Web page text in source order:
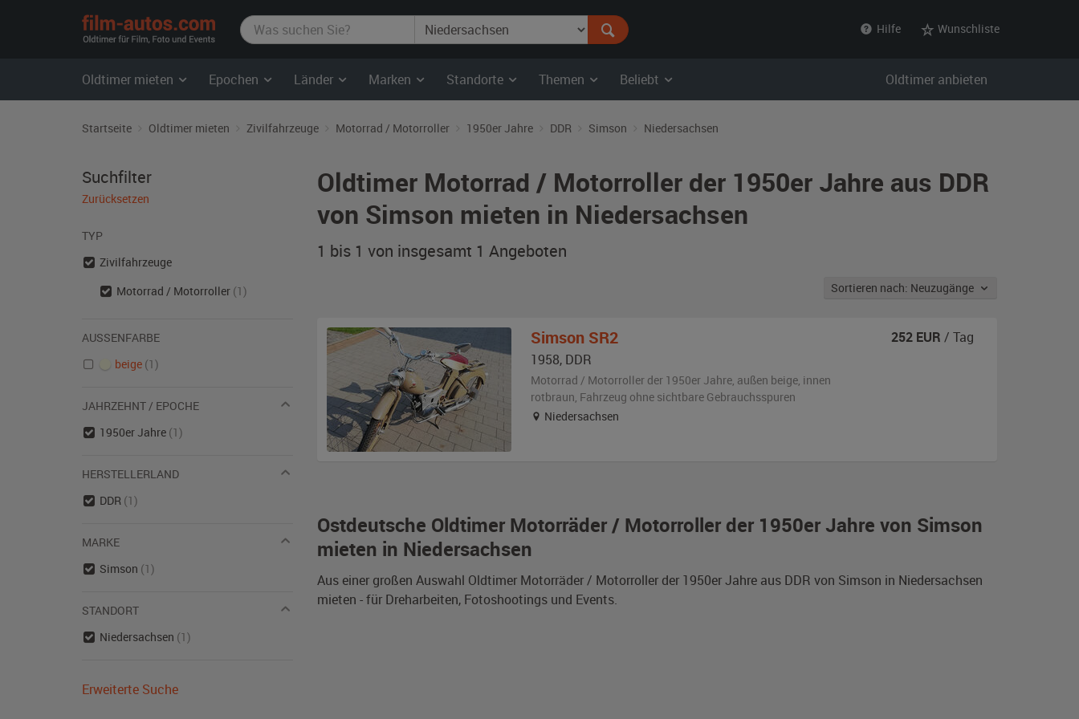
film-
autos.com
Hilfe Wunschliste
Oldtimer mieten Epochen Länder Marken Standorte Themen Beliebt Oldtimer anbieten
Startseite Oldtimer mieten Zivilfahrzeuge Motorrad / Motorroller 1950er Jahre DDR Simson Niedersachsen
Oldtimer Motorrad / Motorroller der 1950er Jahre aus DDR
von Simson mieten in Niedersachsen
1 bis 1 von insgesamt 1 Angeboten
Sortieren nach: Neuzugänge
Ostdeutsche Oldtimer Motorräder / Motorroller der 1950er Jahre von Simson
mieten in Niedersachsen
Aus einer großen Auswahl Oldtimer Motorräder / Motorroller der 1950er Jahre aus DDR von Simson in Niedersachsen
mieten - für Dreharbeiten, Fotoshootings und Events.
Simson SR2
1958, DDR
Motorrad / Motorroller der 1950er Jahre, außen beige, innen
rotbraun, Fahrzeug ohne sichtbare Gebrauchsspuren
Niedersachsen
252 EUR / Tag
Suchfilter
Zurücksetzen
TYP
Zivilfahrzeuge
Motorrad / Motorroller (1)
AUSSENFARBE
beige (1)
JAHRZEHNT / EPOCHE
1950er Jahre (1)
HERSTELLERLAND
DDR (1)
MARKE
Simson (1)
STANDORT
Niedersachsen (1)
Erweiterte Suche